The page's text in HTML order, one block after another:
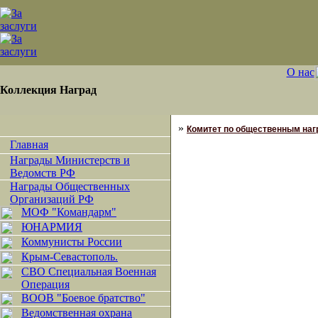
Коллекция Наград
О нас
Главная
Награды Министерств и
Ведомств РФ
Награды Общественных
Организаций РФ
МОФ "Командарм"
ЮНАРМИЯ
Коммунисты России
Крым-Севастополь.
СВО Специальная Военная
Операция
ВООВ "Боевое братство"
Ведомственная охрана
» Комитет по общественным